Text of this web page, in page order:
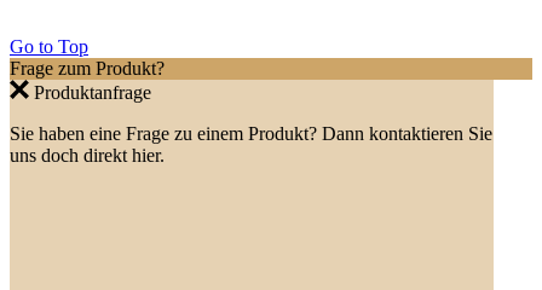
Go to Top
Frage zum Produkt?
Produktanfrage
Sie haben eine Frage zu einem Produkt? Dann kontaktieren Sie
uns doch direkt hier.